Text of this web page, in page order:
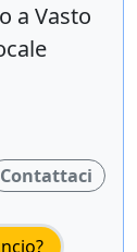
a Vasto
Contattaci